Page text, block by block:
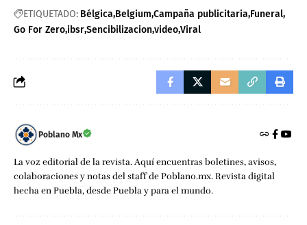
ETIQUETADO: Bélgica Belgium Campaña publicitaria Funeral
Go For Zero ibsrSencibilizacionvideoViral
Poblano Mx
La voz editorial de la revista. Aquí encuentras boletines, avisos,
colaboraciones y notas del staff de Poblano.mx. Revista digital
hecha en Puebla, desde Puebla y para el mundo.